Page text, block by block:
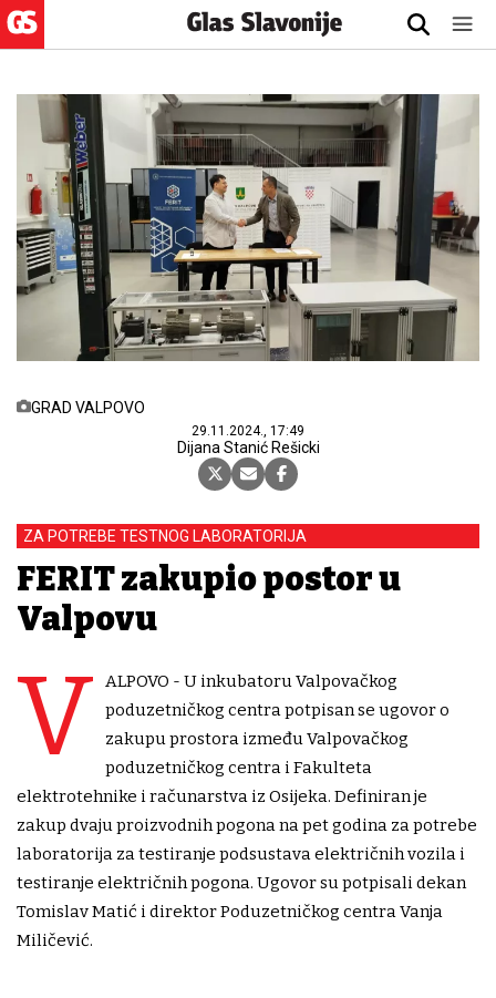
GRAD VALPOVO
29.11.2024., 17:49
Dijana Stanić Rešicki
ZA POTREBE TESTNOG LABORATORIJA
FERIT zakupio postor u
Valpovu
V
ALPOVO - U inkubatoru Valpovačkog
poduzetničkog centra potpisan se ugovor o
zakupu prostora između Valpovačkog
poduzetničkog centra i Fakulteta
elektrotehnike i računarstva iz Osijeka. Definiran je
zakup dvaju proizvodnih pogona na pet godina za potrebe
laboratorija za testiranje podsustava električnih vozila i
testiranje električnih pogona. Ugovor su potpisali dekan
Tomislav Matić i direktor Poduzetničkog centra Vanja
Miličević.